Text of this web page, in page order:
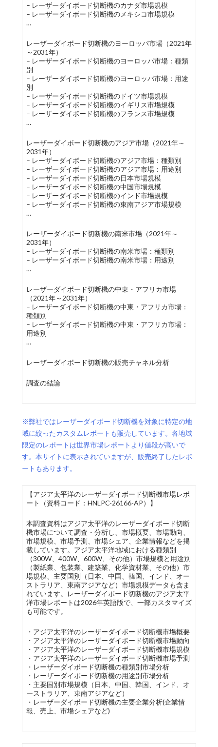
– レーザーダイボード切断機のカナダ市場規模
– レーザーダイボード切断機のメキシコ市場規模
…
レーザーダイボード切断機のヨーロッパ市場（2021年
～2031年）
– レーザーダイボード切断機のヨーロッパ市場：種類
別
– レーザーダイボード切断機のヨーロッパ市場：用途
別
– レーザーダイボード切断機のドイツ市場規模
– レーザーダイボード切断機のイギリス市場規模
– レーザーダイボード切断機のフランス市場規模
…
レーザーダイボード切断機のアジア市場（2021年～
2031年）
– レーザーダイボード切断機のアジア市場：種類別
– レーザーダイボード切断機のアジア市場：用途別
– レーザーダイボード切断機の日本市場規模
– レーザーダイボード切断機の中国市場規模
– レーザーダイボード切断機のインド市場規模
– レーザーダイボード切断機の東南アジア市場規模
…
レーザーダイボード切断機の南米市場（2021年～
2031年）
– レーザーダイボード切断機の南米市場：種類別
– レーザーダイボード切断機の南米市場：用途別
…
レーザーダイボード切断機の中東・アフリカ市場
（2021年～2031年）
– レーザーダイボード切断機の中東・アフリカ市場：
種類別
– レーザーダイボード切断機の中東・アフリカ市場：
用途別
…
レーザーダイボード切断機の販売チャネル分析
調査の結論
※弊社ではレーザーダイボード切断機を対象に特定の地
域に絞ったカスタムレポートも販売しています。各地域
限定のレポートは世界市場レポートより値段が高いで
す。本サイトに表示されていますが、販売終了したレポ
ートもあります。
【アジア太平洋のレーザーダイボード切断機市場レポ
ート（資料コード：HNLPC-26166-AP）】
本調査資料はアジア太平洋のレーザーダイボード切断
機市場について調査・分析し、市場概要、市場動向、
市場規模、市場予測、市場シェア、企業情報などを掲
載しています。アジア太平洋地域における種類別
（300W、400W、600W、その他）市場規模と用途別
（製紙業、包装業、建築業、化学資材業、その他）市
場規模、主要国別（日本、中国、韓国、インド、オー
ストラリア、東南アジアなど）市場規模データも含ま
れています。レーザーダイボード切断機のアジア太平
洋市場レポートは2026年英語版で、一部カスタマイズ
も可能です。
・アジア太平洋のレーザーダイボード切断機市場概要
・アジア太平洋のレーザーダイボード切断機市場動向
・アジア太平洋のレーザーダイボード切断機市場規模
・アジア太平洋のレーザーダイボード切断機市場予測
・レーザーダイボード切断機の種類別市場分析
・レーザーダイボード切断機の用途別市場分析
・主要国別市場規模（日本、中国、韓国、インド、オ
ーストラリア、東南アジアなど）
・レーザーダイボード切断機の主要企業分析(企業情
報、売上、市場シェアなど)